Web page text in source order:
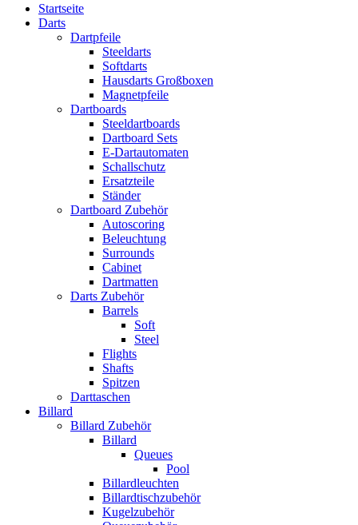
Startseite
Darts
Dartpfeile
Steeldarts
Softdarts
Hausdarts Großboxen
Magnetpfeile
Dartboards
Steeldartboards
Dartboard Sets
E-Dartautomaten
Schallschutz
Ersatzteile
Ständer
Dartboard Zubehör
Autoscoring
Beleuchtung
Surrounds
Cabinet
Dartmatten
Darts Zubehör
Barrels
Soft
Steel
Flights
Shafts
Spitzen
Darttaschen
Billard
Billard Zubehör
Billard
Queues
Pool
Billardleuchten
Billardtischzubehör
Kugelzubehör